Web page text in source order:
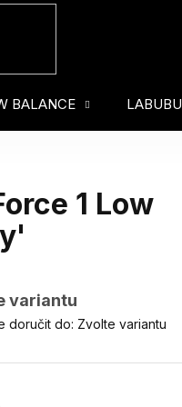
BALANCE LABUBU
1 Low
variantu
doručit do: Zvolte variantu